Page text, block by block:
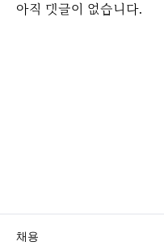
아직 댓글이 없습니다.
채용